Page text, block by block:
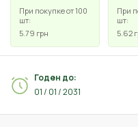
При покупке от 100
шт:
5.79 грн
При
шт:
5.62
Годен до:
01 / 01 / 2031